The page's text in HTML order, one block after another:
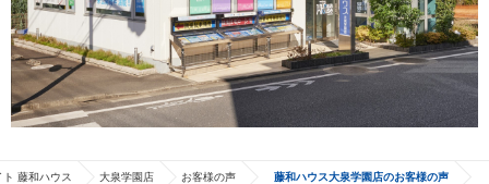
藤和ハウス 大泉学園店 お客様の声 藤和ハウス大泉学園店のお客様の声